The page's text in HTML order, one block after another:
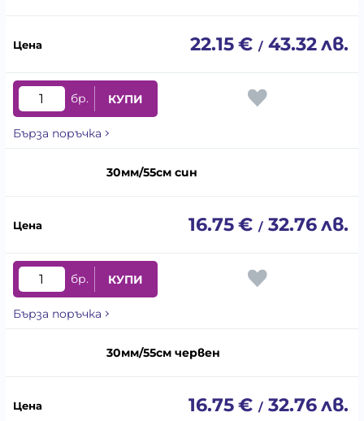
22.15€ / 43.32лв.
бр. КУПИ
Бърза поръчка
30мм/55см син
16.75€ / 32.76лв.
бр. КУПИ
Бърза поръчка
30мм/55см червен
16.75€ / 32.76лв.